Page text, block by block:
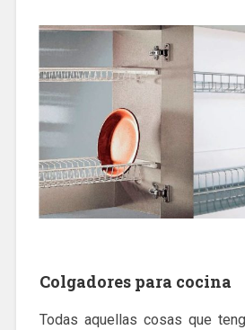
Colgadores para cocina
Todas aquellas cosas que